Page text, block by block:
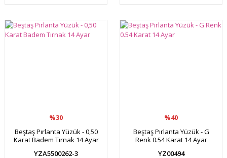
%30
Beştaş Pırlanta Yüzük - 0,50
Karat Badem Tırnak 14 Ayar
YZA5500262-3
%40
Beştaş Pırlanta Yüzük - G
Renk 0.54 Karat 14 Ayar
YZ00494